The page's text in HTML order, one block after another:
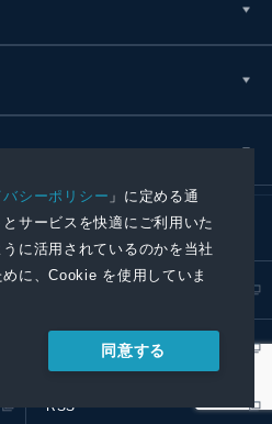
バシーポリシー 」に定める通
サービスを快適にご利用いた
に活用されているのかを当社
に、Cookie を使用していま
同意する
プレスリリース取扱基準
RSS